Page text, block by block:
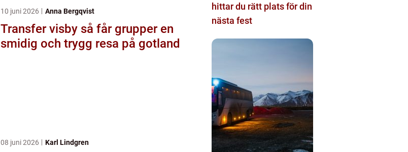
10 juni 2026 Anna Bergqvist
Transfer visby så får grupper en
smidig och trygg resa på gotland
08 juni 2026 Karl Lindgren
hittar du rätt plats för din
nästa fest